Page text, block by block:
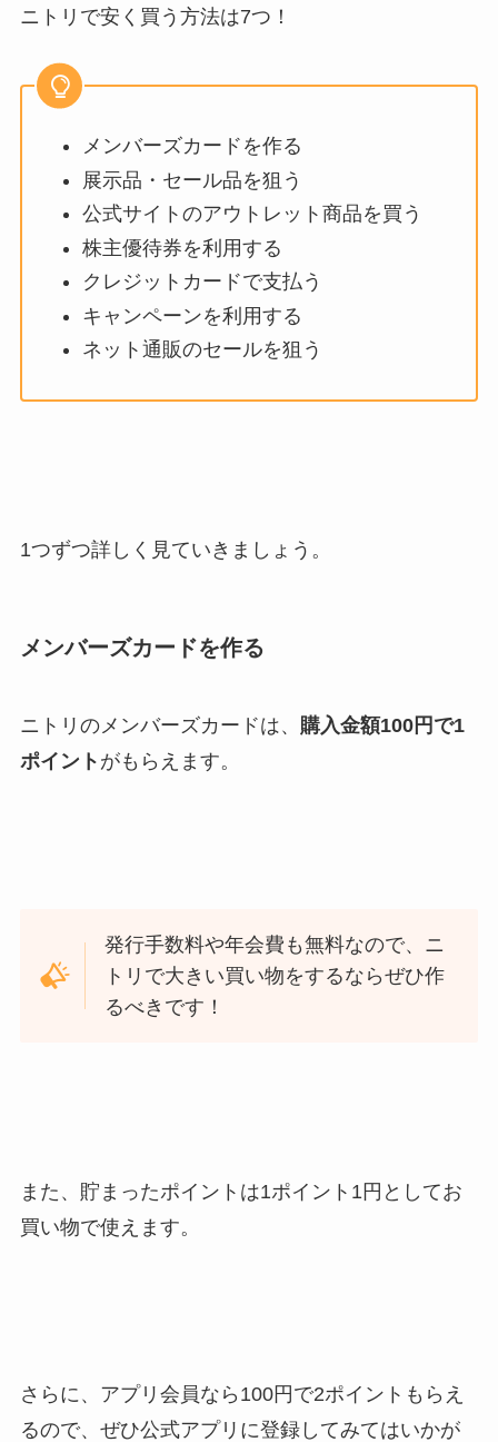
ニトリで安く買う方法は7つ！
メンバーズカードを作る
展示品・セール品を狙う
公式サイトのアウトレット商品を買う
株主優待券を利用する
クレジットカードで支払う
キャンペーンを利用する
ネット通販のセールを狙う
1つずつ詳しく見ていきましょう。
メンバーズカードを作る
ニトリのメンバーズカードは、 購入金額100円で1
ポイント がもらえます。
発行手数料や年会費も無料なので、ニ
トリで大きい買い物をするならぜひ作
るべきです！
また、貯まったポイントは1ポイント1円としてお
買い物で使えます。
さらに、アプリ会員なら100円で2ポイントもらえ
るので、ぜひ公式アプリに登録してみてはいかが